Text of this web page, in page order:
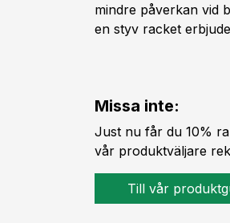
mindre påverkan vid
en styv racket
Missa inte:
Just nu får du 10%
vår produktväljare
Till vår